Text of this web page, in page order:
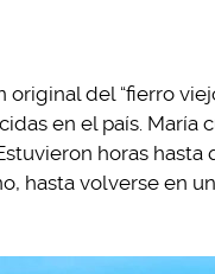
del “fierro
en el país. María
horas hasta
hasta volverse en